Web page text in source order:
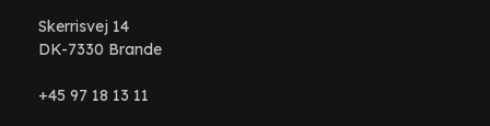
Skerrisvej 14
DK-7330 Brande
+45 97 18 13 11